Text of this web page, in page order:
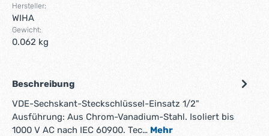
Hersteller:
WIHA
Gewicht:
0.062 kg
Beschreibung
VDE-Sechskant-Steckschlüssel-Einsatz 1/2"
Ausführung: Aus Chrom-Vanadium-Stahl. Isoliert bis
1000 V AC nach IEC 60900. Tec… Mehr